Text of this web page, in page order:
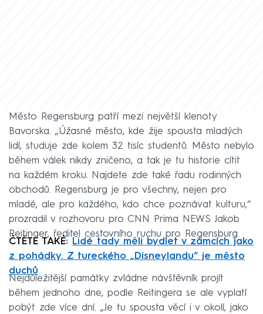
Město Regensburg patří mezi největší klenoty
Bavorska. „Úžasné město, kde žije spousta mladých
lidí, studuje zde kolem 32 tisíc studentů. Město nebylo
během válek nikdy zničeno, a tak je tu historie cítit
na každém kroku. Najdete zde také řadu rodinných
obchodů. Regensburg je pro všechny, nejen pro
mladé, ale pro každého, kdo chce poznávat kulturu,“
prozradil v rozhovoru pro CNN Prima NEWS Jakob
Reitinger, ředitel cestovního ruchu pro Regensburg.
ČTĚTE TAKÉ:
Lidé tady měli bydlet v zámcích jako
z pohádky. Z tureckého „Disneylandu“ je město
duchů
Nejdůležitější památky zvládne návštěvník projít
během jednoho dne, podle Reitingera se ale vyplatí
pobýt zde více dní. „Je tu spousta věcí i v okolí, jako